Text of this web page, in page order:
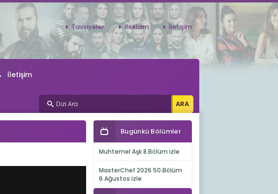
Tavsiyeler Reklam İletişim
İletişim
Bugünkü Bölümler
Muhtemel Aşk 8.Bölüm izle
MasterChef 2026 50.Bölüm
6 Ağustos izle